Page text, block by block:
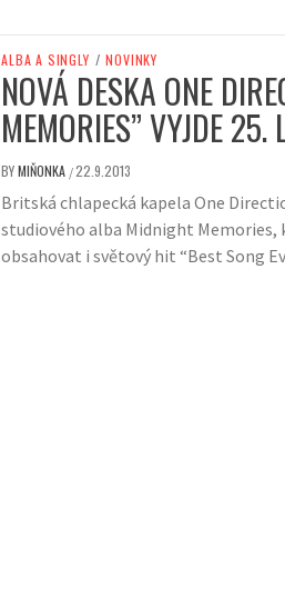
ALBA A SINGLY / NOVINKY
NOVÁ DESKA ONE
MEMORIES” VYJDE 25.
BYMIŇONKA /22.9.2013
Britská chlapecká kapela One
studiového alba Midnight Memories,
obsahovat i světový hit “Best Song